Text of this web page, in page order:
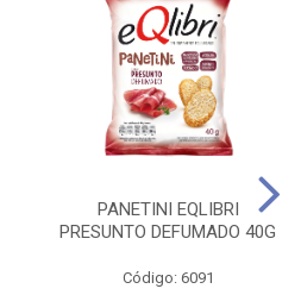
PANETINI EQLIBRI
PRESUNTO DEFUMADO 40G
Código: 6091